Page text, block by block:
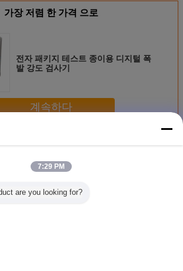
가장 저렴 한 가격 으로
전자 패키지 테스트 종이용 디지털 폭
발 강도 검사기
계속하다
7:29 PM
are you looking for?